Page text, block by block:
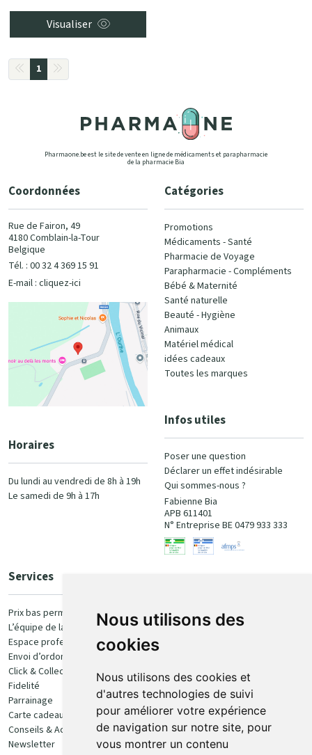
Nous utilisons des
cookies
Nous utilisons des cookies et
d'autres technologies de suivi
pour améliorer votre expérience
de navigation sur notre site, pour
vous montrer un contenu
Visualiser
1
Pharmaone.be est le site de vente en ligne de médicaments et parapharmacie
de la pharmacie Bia
Coordonnées
Rue de Fairon, 49
4180 Comblain-la-Tour
Belgique
Tél. : 00 32 4 369 15 91
E-mail : cliquez-ici
Horaires
Du lundi au vendredi de 8h à 19h
Le samedi de 9h à 17h
Catégories
Promotions
Médicaments - Santé
Pharmacie de Voyage
Parapharmacie - Compléments
Bébé & Maternité
Santé naturelle
Beauté - Hygiène
Animaux
Matériel médical
idées cadeaux
Toutes les marques
Infos utiles
Poser une question
Déclarer un effet indésirable
Qui sommes-nous ?
Fabienne Bia
APB 611401
N° Entreprise BE 0479 933 333
Services
Prix bas permanent
L’équipe de la pharmacie
Espace professionnel
Envoi d’ordonnance
Click & Collect
Fidelité
Parrainage
Carte cadeau
Conseils & Actualités
Newsletter
100% sécurisé
Retrait et livraison